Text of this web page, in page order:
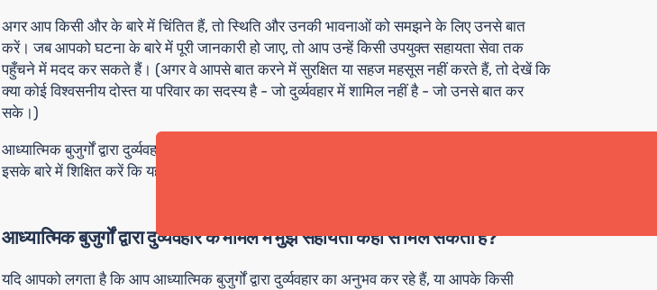
अगर आप किसी और के बारे में चिंतित हैं, तो स्थिति और उनकी भावनाओं को समझने के लिए उनसे बात
करें। जब आपको घटना के बारे में पूरी जानकारी हो जाए, तो आप उन्हें किसी उपयुक्त सहायता सेवा तक
पहुँचने में मदद कर सकते हैं। (अगर वे आपसे बात करने में सुरक्षित या सहज महसूस नहीं करते हैं, तो देखें कि
क्या कोई विश्वसनीय दोस्त या परिवार का सदस्य है - जो दुर्व्यवहार में शामिल नहीं है - जो उनसे बात कर
सके।)
आध्यात्मिक बुजुर्गों द्वारा दुर्व्यवहार को रोकने का सबसे अच्छा तरीका यह है कि आप स्वयं को और दूसरों को
इसके बारे में शिक्षित करें कि यह क्या है और सहायता कहां से प्राप्त करें।
आध्यात्मिक बुजुर्गों द्वारा दुर्व्यवहार के मामले में मुझे सहायता कहां से मिल सकती है?
यदि आपको लगता है कि आप आध्यात्मिक बुजुर्गों द्वारा दुर्व्यवहार का अनुभव कर रहे हैं, या आपके किसी